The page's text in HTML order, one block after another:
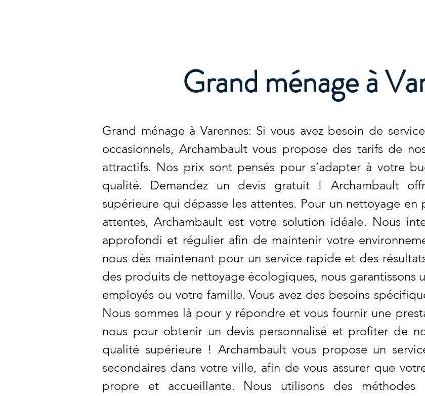
Grand ménage à
Grand ménage à Varennes: Si vous avez besoin de
occasionnels, Archambault vous propose des tarifs de
attractifs. Nos prix sont pensés pour s’adapter à votre
qualité. Demandez un devis gratuit ! Archambault
supérieure qui dépasse les attentes. Pour un nettoyage
attentes, Archambault est votre solution idéale. Nous
approfondi et régulier afin de maintenir votre
nous dès maintenant pour un service rapide et des
des produits de nettoyage écologiques, nous garantissons
employés ou votre famille. Vous avez des besoins
Nous sommes là pour y répondre et vous fournir une
nous pour obtenir un devis personnalisé et profiter de
qualité supérieure ! Archambault vous propose un
secondaires dans votre ville, afin de vous assurer que
propre et accueillante. Nous utilisons des méthodes